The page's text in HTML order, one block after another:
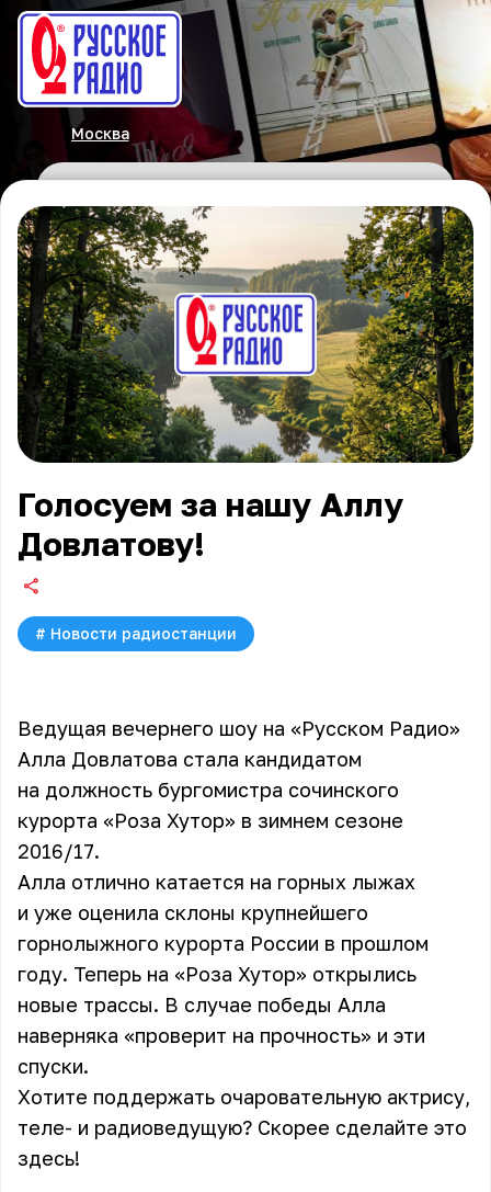
Москва
Голосуем за нашу Аллу
Довлатову!
# Новости радиостанции
Ведущая вечернего шоу на «Русском Радио»
Алла Довлатова стала кандидатом
на должность бургомистра сочинского
курорта «Роза Хутор» в зимнем сезоне
2016/17.
Алла отлично катается на горных лыжах
и уже оценила склоны крупнейшего
горнолыжного курорта России в прошлом
году. Теперь на «Роза Хутор» открылись
новые трассы. В случае победы Алла
наверняка «проверит на прочность» и эти
спуски.
Хотите поддержать очаровательную актрису,
теле- и радиоведущую? Скорее сделайте это
здесь!